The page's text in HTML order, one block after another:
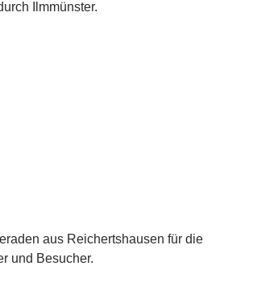
Ilmmünster.
aus Reichertshausen für die
und Besucher.